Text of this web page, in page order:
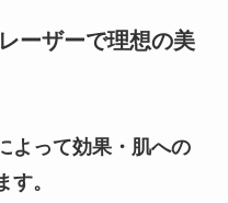
ーザーで理想の美
よって効果・肌への
。